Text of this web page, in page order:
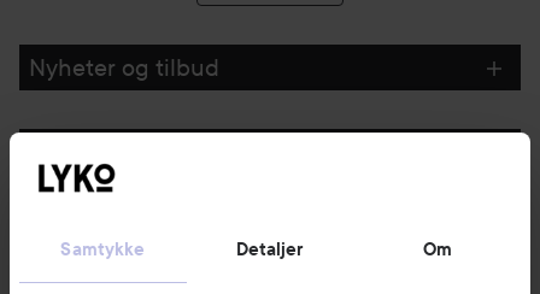
Samtykke Detaljer Om
Nyheter og tilbud
Kundeservice